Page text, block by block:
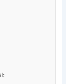
افضل شركة عزل اسطح بالرياض: